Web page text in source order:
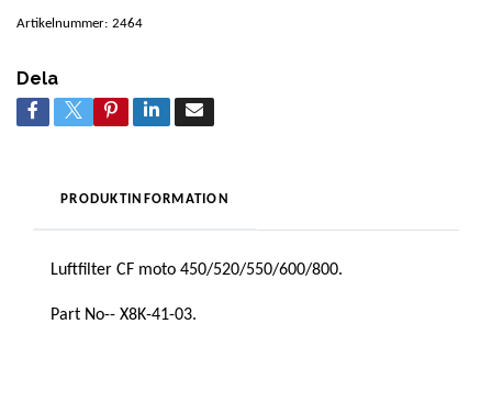
Artikelnummer: 2464
Dela
PRODUKTINFORMATION
Luftfilter CF moto 450/520/550/600/800.
Part No-- X8K-41-03.